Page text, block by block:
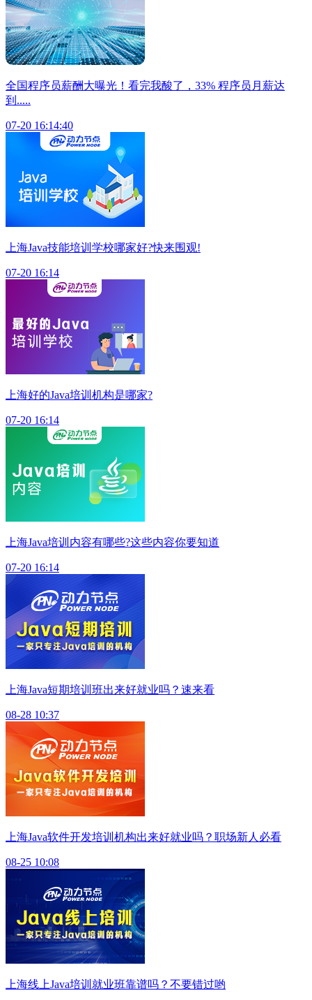
全国程序员薪酬大曝光！看完我酸了，33% 程序员月薪达
到.....
07-20 16:14:40
上海Java技能培训学校哪家好?快来围观!
07-20 16:14
上海好的Java培训机构是哪家?
07-20 16:14
上海Java培训内容有哪些?这些内容你要知道
07-20 16:14
上海Java短期培训班出来好就业吗？速来看
08-28 10:37
上海Java软件开发培训机构出来好就业吗？职场新人必看
08-25 10:08
上海线上Java培训就业班靠谱吗？不要错过哟